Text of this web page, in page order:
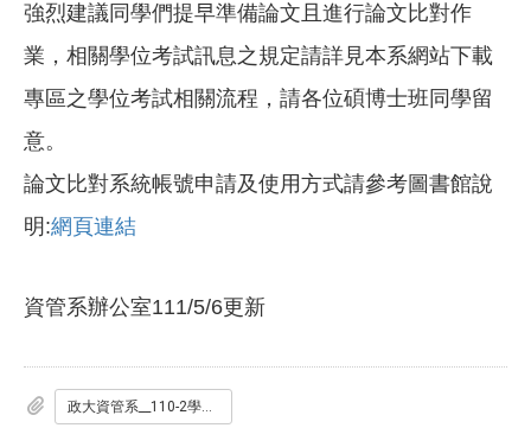
強烈建議同學們提早準備論文且進行論文比對作
業，相關學位考試訊息之規定請詳見本系網站下載
專區之學位考試相關流程，請各位碩博士班同學留
意。
論文比對系統帳號申請及使用方式請參考圖書館說
明 :網頁連結
資管系辦公室111/5/6更新
政大資管系__110-2學期_疫情期間辦理學位考試_Final_Defense_辦理說明1110506FIN.pdf